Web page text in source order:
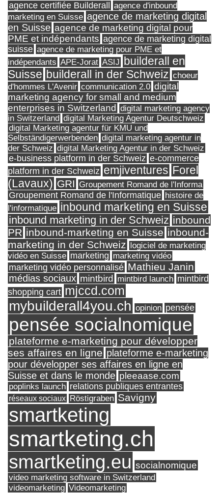
agence certifiée Builderall
agence d'inbound
marketing en Suisse agence de marketing digital
en Suisse agence de marketing digital pour
PME et indépendants agence de marketing digital
suisse agence de marketing pour PME et
indépendants APE-Jorat ASIJ builderall en
Suisse builderall in der Schweiz choeur
d'hommes L'Avenir communication 2.0 digital
marketing agency for small and medium
enterprises in Switzerland digital marketing agency
in Switzerland digital Marketing Agentur Deutschweiz
digital Marketing agentur für KMU und
Selbständigerwerbenden digital marketing agentur in
der Schweiz digital Marketing Agentur in der Schweiz
e-business platform in der Schweiz e-commerce
platform in der Schweiz emjiventures Forel
(Lavaux) GRI Groupement Romand de l'Informa
Groupement Romand de l'Informatique histoire de
l'informatique inbound marketing en Suisse
inbound marketing in der Schweiz inbound
PR inbound-marketing en Suisse inbound-
marketing in der Schweiz logiciel de marketing
vidéo en Suisse marketing marketing vidéo
marketing vidéo personnalisé Mathieu Janin
médias sociaux mintbird mintbird launch mintbird
shopping cart mjccd.com
mybuilderall4you.ch opinion pensée
pensée socialnomique
plateforme e-marketing pour développer
ses affaires en ligne plateforme e-marketing
pour développer ses affaires en ligne en
Suisse et dans le monde pleeaase.com
poplinks launch relations publiques entrantes
réseaux sociaux Röstigraben Savigny
smartketing
smartketing.ch
smartketing.eu socialnomique
video marketing software in Switzerland
videomarketing Videomarketing